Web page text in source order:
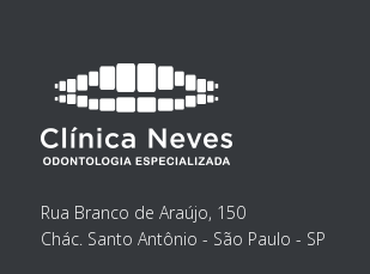
Rua Branco de Araújo, 150
Chác. Santo Antônio - São Paulo - SP